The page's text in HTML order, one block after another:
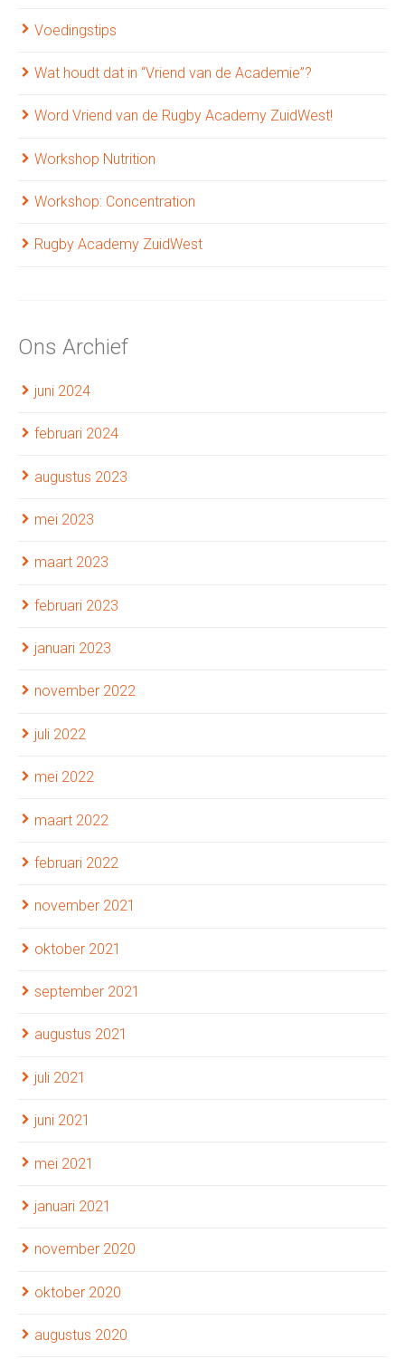
Voedingstips
Wat houdt dat in “Vriend van de Academie”?
Word Vriend van de Rugby Academy ZuidWest!
Workshop Nutrition
Workshop: Concentration
Rugby Academy ZuidWest
Ons Archief
juni 2024
februari 2024
augustus 2023
mei 2023
maart 2023
februari 2023
januari 2023
november 2022
juli 2022
mei 2022
maart 2022
februari 2022
november 2021
oktober 2021
september 2021
augustus 2021
juli 2021
juni 2021
mei 2021
januari 2021
november 2020
oktober 2020
augustus 2020